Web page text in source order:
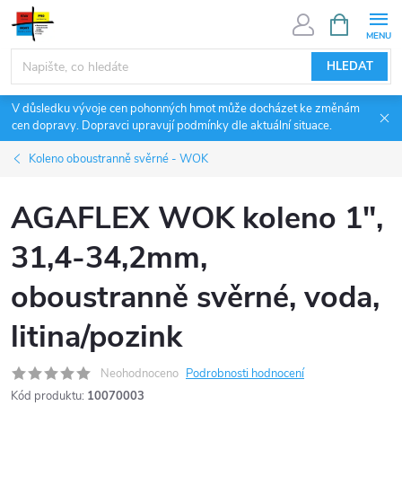
Přejít
obsah
HLEDAT
NÁKUPNÍ
KOŠÍK
V důsledku vývoje cen pohonných hmot může docházet ke změnám
cen dopravy. Dopravci upravují podmínky dle aktuální situace.
Koleno oboustranně svěrné - WOK
AGAFLEX WOK koleno 1",
31,4-34,2mm,
oboustranně svěrné, voda,
litina/pozink
Neohodnoceno Podrobnosti hodnocení
Kód produktu: 10070003